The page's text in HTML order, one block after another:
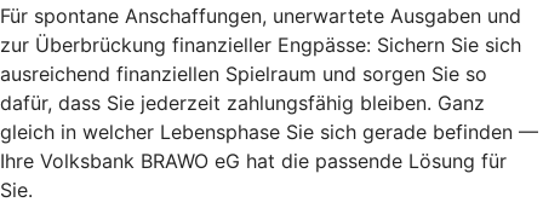
Für spontane Anschaffungen, unerwartete Ausgaben und
zur Überbrückung finanzieller Engpässe: Sichern Sie sich
ausreichend finanziellen Spielraum und sorgen Sie so
dafür, dass Sie jederzeit zahlungsfähig bleiben. Ganz
gleich in welcher Lebensphase Sie sich gerade befinden —
Ihre Volksbank BRAWO eG hat die passende Lösung für
Sie.